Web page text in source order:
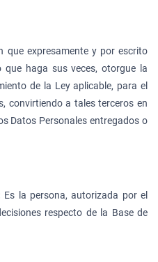
que expresamente y por escrito
haga sus veces, otorgue la
de la Ley aplicable, para el
convirtiendo a tales terceros en
Datos Personales entregados o
Es la persona, autorizada por el
respecto de la Base de